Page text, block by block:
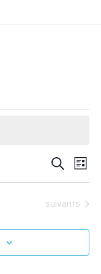
Recherche
de
Évènements
Recherche
Liste
Évènements
suivants